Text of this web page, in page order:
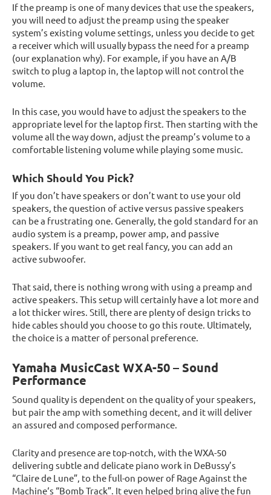
If the preamp is one of many devices that use the speakers,
you will need to adjust the preamp using the speaker
system’s existing volume settings, unless you decide to get
a receiver which will usually bypass the need for a preamp
(our explanation why). For example, if you have an A/B
switch to plug a laptop in, the laptop will not control the
volume.
In this case, you would have to adjust the speakers to the
appropriate level for the laptop first. Then starting with the
volume all the way down, adjust the preamp’s volume to a
comfortable listening volume while playing some music.
Which Should You Pick?
If you don’t have speakers or don’t want to use your old
speakers, the question of active versus passive speakers
can be a frustrating one. Generally, the gold standard for an
audio system is a preamp, power amp, and passive
speakers. If you want to get real fancy, you can add an
active subwoofer.
That said, there is nothing wrong with using a preamp and
active speakers. This setup will certainly have a lot more and
a lot thicker wires. Still, there are plenty of design tricks to
hide cables should you choose to go this route. Ultimately,
the choice is a matter of personal preference.
Yamaha MusicCast WXA-50 – Sound
Performance
Sound quality is dependent on the quality of your speakers,
but pair the amp with something decent, and it will deliver
an assured and composed performance.
Clarity and presence are top-notch, with the WXA-50
delivering subtle and delicate piano work in DeBussy’s
“Claire de Lune”, to the full-on power of Rage Against the
Machine‘s “Bomb Track”. It even helped bring alive the fun